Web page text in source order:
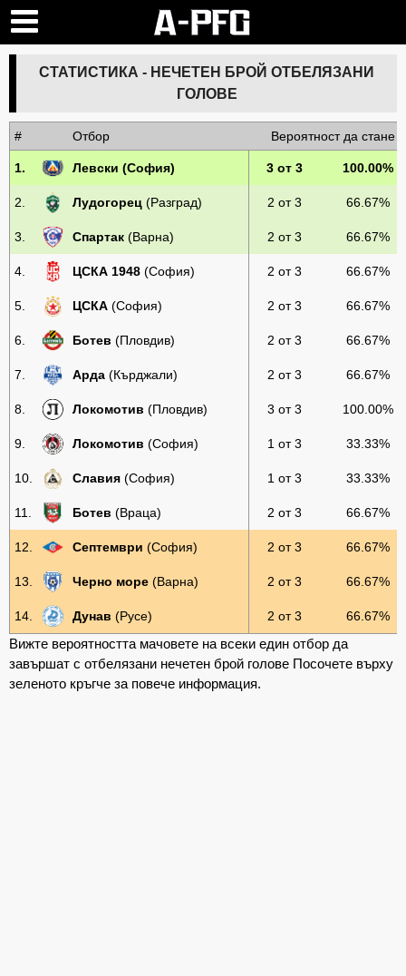
СТАТИСТИКА - НЕЧЕТЕН БРОЙ ОТБЕЛЯЗАНИ
ГОЛОВЕ
# Отбор Вероятност да стане
1. Левски (София) 3 от 3 100.00%
2. Лудогорец (Разград) 2 от 3 66.67%
3. Спартак (Варна) 2 от 3 66.67%
4. ЦСКА 1948 (София) 2 от 3 66.67%
5. ЦСКА (София) 2 от 3 66.67%
6. Ботев (Пловдив) 2 от 3 66.67%
7. Арда (Кърджали) 2 от 3 66.67%
8. Локомотив (Пловдив) 3 от 3 100.00%
9. Локомотив (София) 1 от 3 33.33%
10. Славия (София) 1 от 3 33.33%
11. Ботев (Враца) 2 от 3 66.67%
12. Септември (София) 2 от 3 66.67%
13. Черно море (Варна) 2 от 3 66.67%
14. Дунав (Русе) 2 от 3
66.67%
Вижте вероятността мачовете на всеки един отбор да
завършат с отбелязани нечетен брой голове Посочете върху
зеленото кръгче за повече информация.